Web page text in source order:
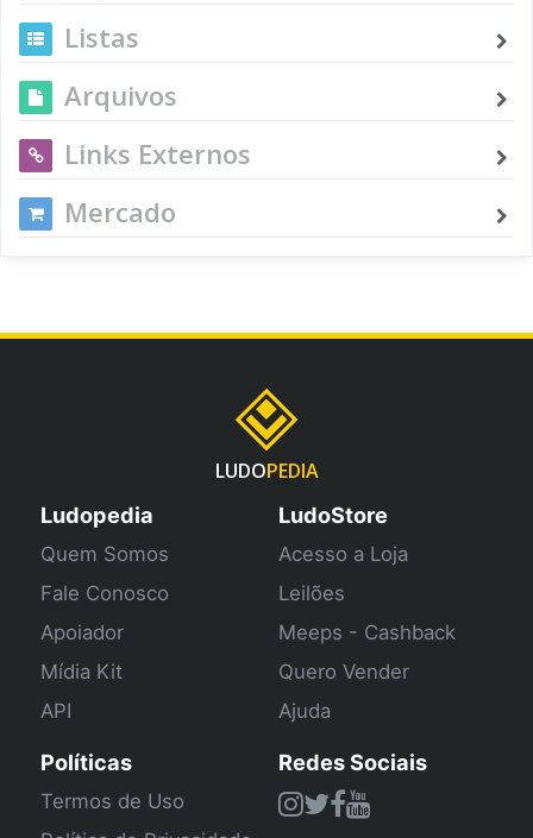
Listas
Arquivos
Links Externos
Mercado
LUDOPEDIA
Ludopedia
Quem Somos
Fale Conosco
Apoiador
Mídia Kit
API
LudoStore
Acesso a Loja
Leilões
Meeps - Cashback
Quero Vender
Ajuda
Políticas
Termos de Uso
Redes Sociais